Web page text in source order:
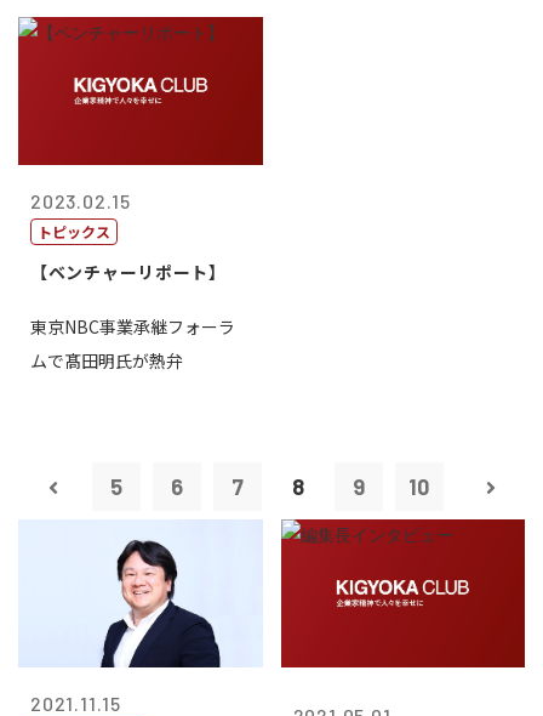
2023.02.15
トピックス
【ベンチャーリポート】
東京NBC事業承継フォーラ
ムで髙田明氏が熱弁
5 6 7 8 9 10
2021.11.15